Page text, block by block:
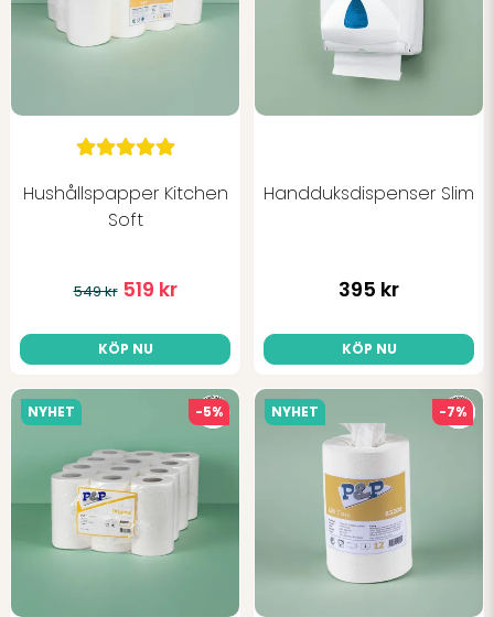
Hushållspapper Kitchen
Soft
549 kr 519 kr
KÖP NU
Handduksdispenser Slim
395 kr
KÖP NU
NYHET -5% NYHET -7%
Skicka fråga